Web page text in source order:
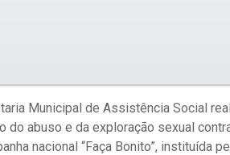
Municipal de Assistência Social
do abuso e da exploração sexual
nacional “Faça Bonito”, instituída